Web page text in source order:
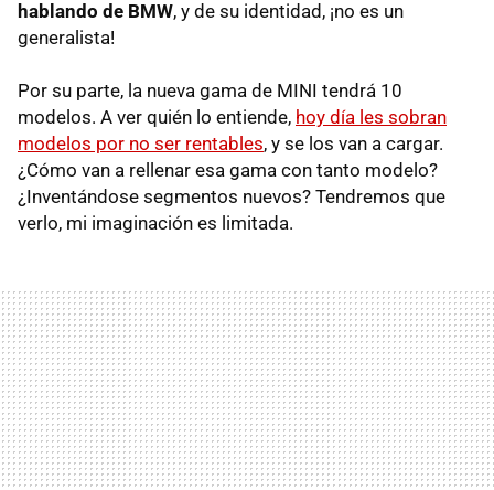
hablando de BMW, y de su identidad, ¡no es un
generalista!
Por su parte, la nueva gama de MINI tendrá 10
modelos. A ver quién lo entiende, hoy día les sobran
modelos por no ser rentables, y se los van a cargar.
¿Cómo van a rellenar esa gama con tanto modelo?
¿Inventándose segmentos nuevos? Tendremos que
verlo, mi imaginación es limitada.